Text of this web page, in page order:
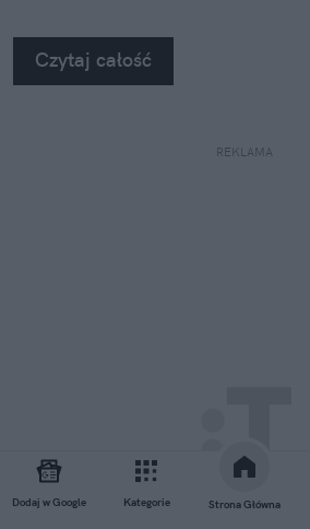
Dodaj w Google Kategorie Strona Główna
Czytaj całość
REKLAMA